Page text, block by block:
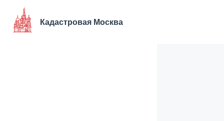
Перейти
содержимому
Кадастровая Москва